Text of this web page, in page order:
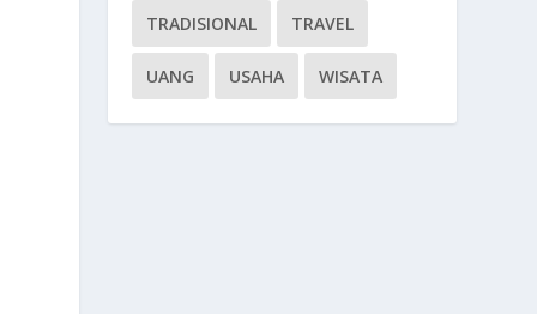
TRADISIONAL TRAVEL
UANG USAHA WISATA